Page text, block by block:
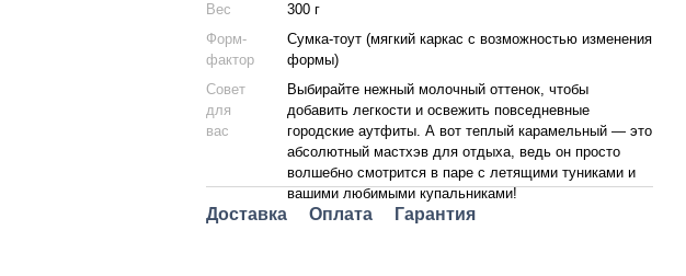
Вес
300 г
Форм-
фактор
Сумка-тоут (мягкий каркас с возможностью изменения
формы)
Совет
для
вас
Выбирайте нежный молочный оттенок, чтобы
добавить легкости и освежить повседневные
городские аутфиты. А вот теплый карамельный — это
абсолютный мастхэв для отдыха, ведь он просто
волшебно смотрится в паре с летящими туниками и
вашими любимыми купальниками!
Доставка Оплата Гарантия